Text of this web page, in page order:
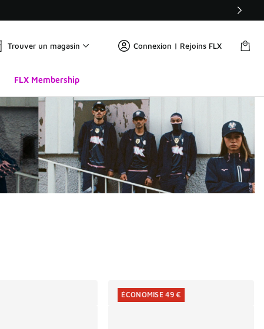
Trouver un magasin Connexion | Rejoins FLX
FLX Membership
ÉCONOMISE 49 €